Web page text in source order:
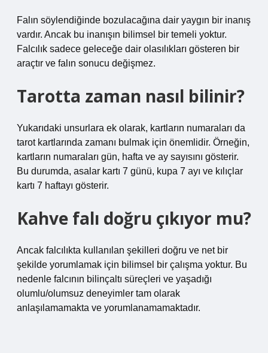
Falın söylendiğinde bozulacağına dair yaygın bir inanış
vardır. Ancak bu inanışın bilimsel bir temeli yoktur.
Falcılık sadece geleceğe dair olasılıkları gösteren bir
araçtır ve falın sonucu değişmez.
Tarotta zaman nasıl bilinir?
Yukarıdaki unsurlara ek olarak, kartların numaraları da
tarot kartlarında zamanı bulmak için önemlidir. Örneğin,
kartların numaraları gün, hafta ve ay sayısını gösterir.
Bu durumda, asalar kartı 7 günü, kupa 7 ayı ve kılıçlar
kartı 7 haftayı gösterir.
Kahve falı doğru çıkıyor mu?
Ancak falcılıkta kullanılan şekilleri doğru ve net bir
şekilde yorumlamak için bilimsel bir çalışma yoktur. Bu
nedenle falcının bilinçaltı süreçleri ve yaşadığı
olumlu/olumsuz deneyimler tam olarak
anlaşılamamakta ve yorumlanamamaktadır.